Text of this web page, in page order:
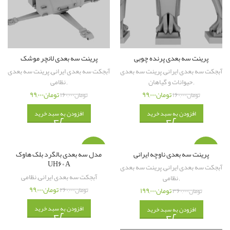
پرینت سه بعدی پرنده چوبی
آبجکت سه بعدی ایرانی,پرینت سه بعدی
,حیوانات و گیاهان
تومان۱۶۰,۰۰۰تومان۹۹,۰۰۰
افزودن به سبد خرید
پرینت سه بعدی لانچر موشک
آبجکت سه بعدی ایرانی,پرینت سه بعدی
,نظامی
تومان۱۶۰,۰۰۰تومان۹۹,۰۰۰
افزودن به سبد خرید
-۴۵%
پرینت سه بعدی ناوچه ایرانی
آبجکت سه بعدی ایرانی,پرینت سه بعدی
,نظامی
تومان۳۶۰,۰۰۰تومان۱۹۹,۰۰۰
افزودن به سبد خرید
-۶۲%
مدل سه بعدی بالگرد بلک هاوک
UH۶۰ A
آبجکت سه بعدی ایرانی,نظامی
تومان۲۶۰,۰۰۰تومان۹۹,۰۰۰
افزودن به سبد خرید